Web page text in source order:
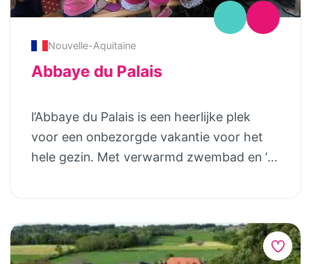
Nouvelle-Aquitaine
Abbaye du Palais
l’Abbaye du Palais is een heerlijke plek
voor een onbezorgde vakantie voor het
hele gezin. Met verwarmd zwembad en ’s
van Frankrijk, de Limousin regio. In het
hoofdgebouw en de bijgebouwen worden